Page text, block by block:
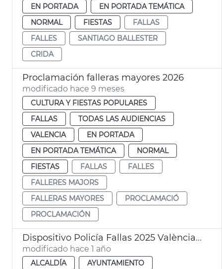
EN PORTADA
EN PORTADA TEMÁTICA
NORMAL
FIESTAS
FALLAS
FALLES
SANTIAGO BALLESTER
CRIDA
Proclamación falleras mayores 2026
modificado hace 9 meses
CULTURA Y FIESTAS POPULARES
FALLAS
TODAS LAS AUDIENCIAS
VALENCIA
EN PORTADA
EN PORTADA TEMÁTICA
NORMAL
FIESTAS
FALLAS
FALLES
FALLERES MAJORS
FALLERAS MAYORES
PROCLAMACIÓ
PROCLAMACIÓN
Dispositivo Policía Fallas 2025 València. Junta Local de Seguridad
modificado hace 1 año
ALCALDÍA
AYUNTAMIENTO